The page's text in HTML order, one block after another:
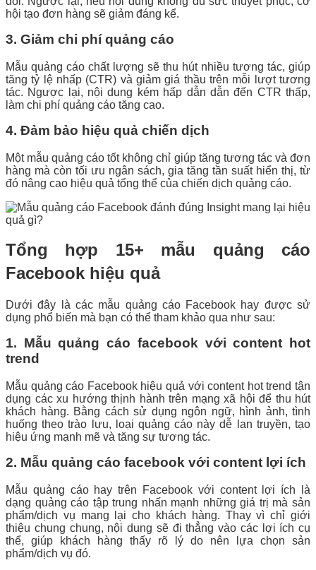
hội tạo đơn hàng sẽ giảm đáng kể.
3. Giảm chi phí quảng cáo
Mẫu quảng cáo chất lượng sẽ thu hút nhiều tương tác, giúp
tăng tỷ lệ nhấp (CTR) và giảm giá thầu trên mỗi lượt tương
tác. Ngược lại, nội dung kém hấp dẫn dẫn đến CTR thấp,
làm chi phí quảng cáo tăng cao.
4. Đảm bảo hiệu quả chiến dịch
Một mẫu quảng cáo tốt không chỉ giúp tăng tương tác và đơn
hàng mà còn tối ưu ngân sách, gia tăng tần suất hiển thị, từ
đó nâng cao hiệu quả tổng thể của chiến dịch quảng cáo.
Tổng hợp 15+ mẫu quảng cáo
Facebook hiệu quả
Dưới đây là các mẫu quảng cáo Facebook hay được sử
dụng phổ biến mà bạn có thể tham khảo qua như sau:
1. Mẫu quảng cáo facebook với content hot
trend
Mẫu quảng cáo Facebook hiệu quả với content hot trend tận
dụng các xu hướng thịnh hành trên mạng xã hội để thu hút
khách hàng. Bằng cách sử dụng ngôn ngữ, hình ảnh, tình
huống theo trào lưu, loại quảng cáo này dễ lan truyền, tạo
hiệu ứng mạnh mẽ và tăng sự tương tác.
2. Mẫu quảng cáo facebook với content lợi ích
Mẫu quảng cáo hay trên Facebook với content lợi ích là
dạng quảng cáo tập trung nhấn mạnh những giá trị mà sản
phẩm/dịch vụ mang lại cho khách hàng. Thay vì chỉ giới
thiệu chung chung, nội dung sẽ đi thẳng vào các lợi ích cụ
thể, giúp khách hàng thấy rõ lý do nên lựa chọn sản
phẩm/dịch vụ đó.